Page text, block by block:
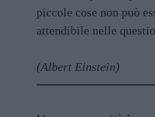
piccole cose non può
attendibile nelle
(Albert Einstein)